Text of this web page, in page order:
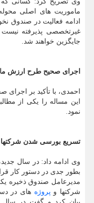
ماموریت های اصلی
ادامه فعالیت در صندوق
غیرتخصصی پذیرفته نیست
جایگزین خواهند شد.
اجرای صحیح طرح ارزش
احمدی، با تأکید بر اجرای
این مساله را یکی از
نمود.
تسریع بورسی شدن شرکتها
وی ادامه داد: در سال
بطور جدی در دستور کار
مدیرعامل صندوق ذخیره
شرکتها و پروژه های در